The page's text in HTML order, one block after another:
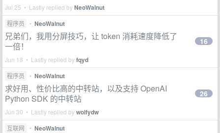
Jul 25 • Lastly replied byNeoWalnut
程序员 • NeoWalnut
兄弟们，我用分屏技巧，让 token 消耗速度降低了
一倍！
Jun 18 • Lastly replied byfqyd
16
程序员 • NeoWalnut
求好用、性价比高的中转站，以及支持 OpenAI
Python SDK 的中转站
Jun 30 • Lastly replied bywolfydw
26
互联网 • NeoWalnut